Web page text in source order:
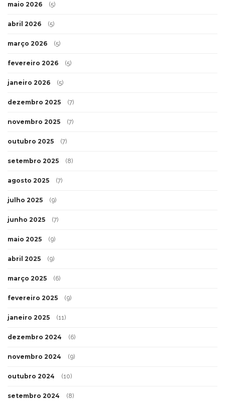
maio 2026 (5)
abril 2026 (5)
março 2026 (5)
fevereiro 2026 (5)
janeiro 2026 (5)
dezembro 2025 (7)
novembro 2025 (7)
outubro 2025 (7)
setembro 2025 (8)
agosto 2025 (7)
julho 2025 (9)
junho 2025 (7)
maio 2025 (9)
abril 2025 (9)
março 2025 (6)
fevereiro 2025 (9)
janeiro 2025 (11)
dezembro 2024 (6)
novembro 2024 (9)
outubro 2024 (10)
setembro 2024 (8)